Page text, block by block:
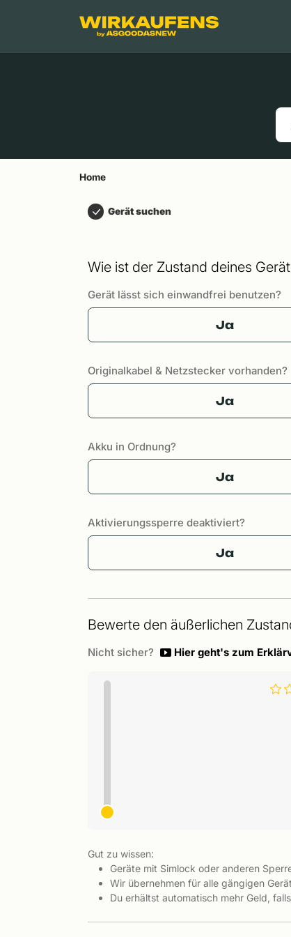
Home
Gerät suchen
Wie ist der Zustand deines
Gerät lässt sich einwandfrei benutzen?
Ja
Originalkabel & Netzstecker vorhanden?
Ja
Akku in Ordnung?
Ja
Aktivierungssperre deaktiviert?
Ja
Bewerte den äußerlichen
Nicht sicher? Hier geht's zum
Gut zu wissen:
Geräte mit Simlock oder anderen
Wir übernehmen für alle gängigen
Du erhältst automatisch mehr Geld,